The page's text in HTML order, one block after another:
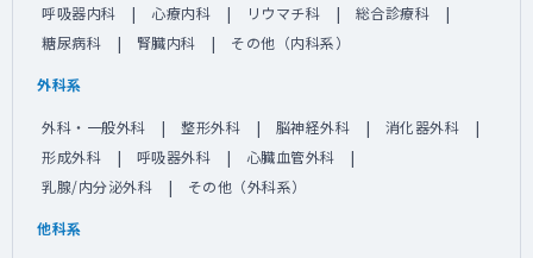
呼吸器内科
心療内科 リウマチ科
総合診療科
糖尿病科
腎臓内科 その他（内科系）
外科系
外科・一般外科 整形外科 脳神経外科
消化器外科
形成外科
呼吸器外科
心臓血管外科
乳腺/内分泌外科
その他（外科系）
他科系